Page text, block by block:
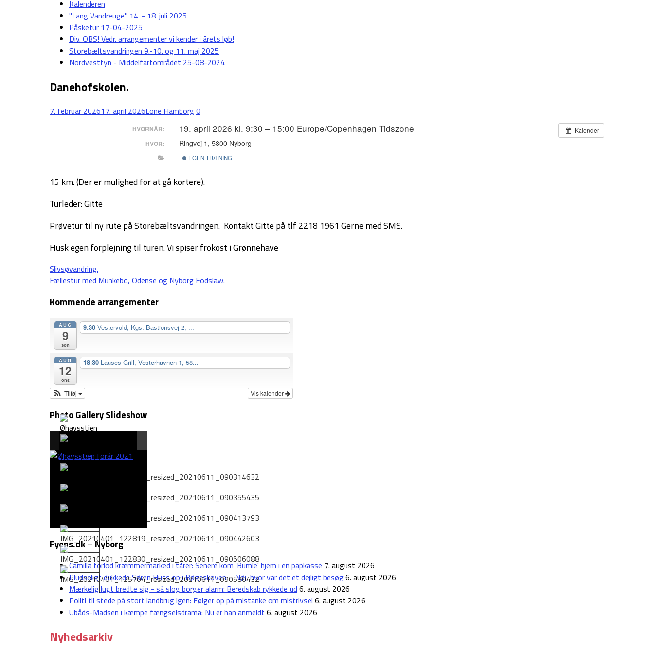
Kalenderen
"Lang Vandreuge" 14. - 18. juli 2025
Påsketur 17-04-2025
Div. OBS! Vedr. arrangementer vi kender i årets løb!
Storebæltsvandringen 9.-10. og 11. maj 2025
Nordvestfyn - Middelfartområdet 25-08-2024
Danehofskolen.
7. februar 202617. april 2026Lone Hamborg0
Kalender
HVORNÅR: 19. april 2026 kl. 9:30 – 15:00 Europe/Copenhagen Tidszone
HVOR: Ringvej 1, 5800 Nyborg
EGEN TRÆNING
15 km. (Der er mulighed for at gå kortere).
Turleder: Gitte
Prøvetur til ny rute på Storebæltsvandringen. Kontakt Gitte på tlf 2218 1961 Gerne med SMS.
Husk egen forplejning til turen. Vi spiser frokost i Grønnehave
Indlægsnavigation
Slivsøvandring.
Fællestur med Munkebo, Odense og Nyborg Fodslaw.
Kommende arrangementer
AUG
9
søn
9:30 Vestervold, Kgs. Bastionsvej 2, ...
AUG
12
ons
18:30 Lauses Grill, Vesterhavnen 1, 58...
Vis kalender
Tilføj
Photo Gallery Slideshow
Fyens.dk – Nyborg
Camilla forlod kræmmermarked i tårer: Senere kom 'Bumle' hjem i en papkasse 7. august 2026
Pludseligt dukkede Søren Huss op i Bøgeskoven: - Nøj, hvor var det et dejligt besøg6. august 2026
Mærkelig lugt bredte sig - så slog borger alarm: Beredskab rykkede ud 6. august 2026
Politi til stede på stort landbrug igen: Følger op på mistanke om mistrivsel 6. august 2026
Ubåds-Madsen i kæmpe fængselsdrama: Nu er han anmeldt 6. august 2026
Nyhedsarkiv